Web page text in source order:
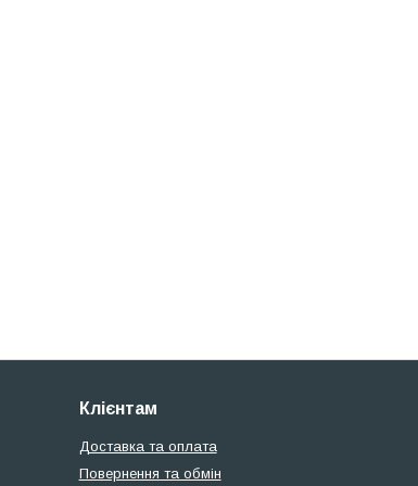
Клієнтам
Доставка та оплата
Повернення та обмін